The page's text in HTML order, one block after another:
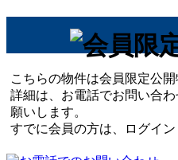
こちらの物件は会員限定公開
詳細は、お電話でお問い合
願いします。
すでに会員の方は、ログイン